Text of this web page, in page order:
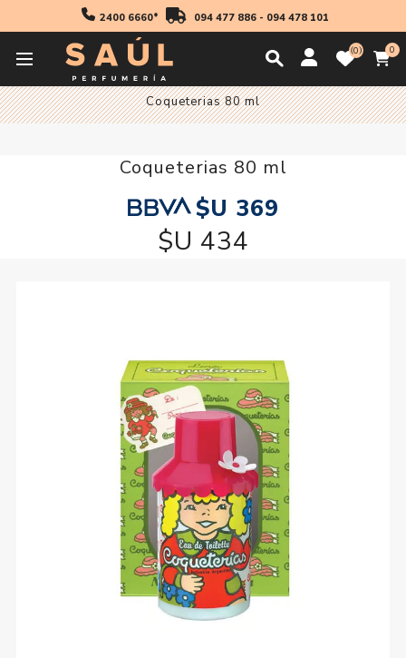
2400 6660* 094 477 886- 094 478 101
0 0
Inicio Fragancias
Coqueterias 80 ml
Coqueterias 80 ml
$U 369
$U 434